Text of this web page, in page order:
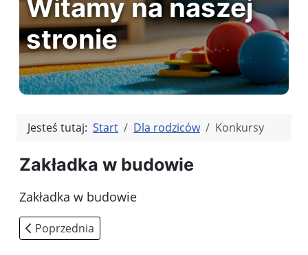
Witamy na naszej
stronie
Jesteś tutaj: Start Dla rodziców Konkursy
Zakładka w budowie
Zakładka w budowie
Poprzednia strona: Kontakt
Poprzednia